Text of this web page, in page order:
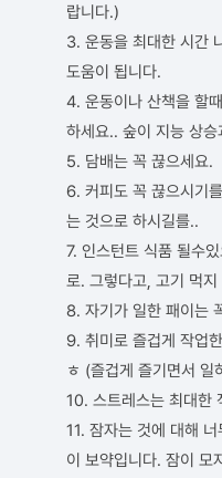
랍니다.)
3. 운동을 최대한 시간
도움이 됩니다.
4. 운동이나 산책을 할
하세요.. 숲이 지능 상
5. 담배는 꼭 끊으세요.
6. 커피도 꼭 끊으시기
는 것으로 하시길를..
7. 인스턴트 식품 될수
로. 그렇다고, 고기 먹
8. 자기가 일한 패이는
9. 취미로 즐겁게 작업
ㅎ (즐겁게 즐기면서 일
10. 스트레스는 최대한
11. 잠자는 것에 대해
이 보약입니다. 잠이 모